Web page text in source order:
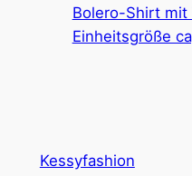
Bolero-Shirt
Einheitsgröße
Kessyfashion